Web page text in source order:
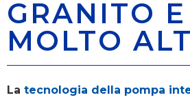
GRANITO E
MOLTO
La tecnologia della pompa